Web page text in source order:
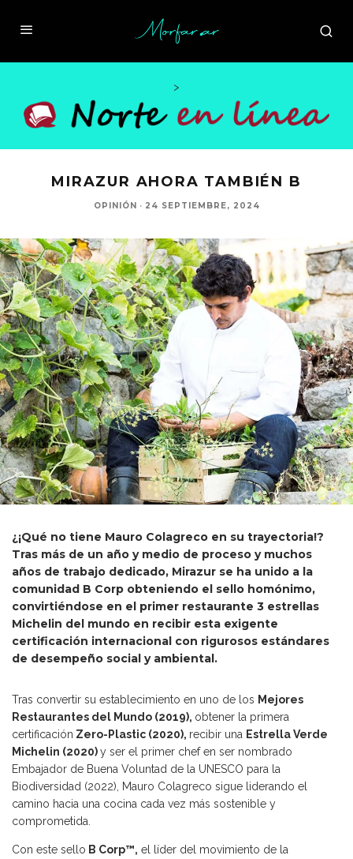
>
MIRAZUR AHORA TAMBIÉN B
OPINIÓN · 24 SEPTIEMBRE, 2024
¿¡Qué no tiene Mauro Colagreco en su trayectoria!?
Tras más de un año y medio de proceso y muchos
años de trabajo dedicado, Mirazur se ha unido a la
comunidad B Corp obteniendo el sello homónimo,
convirtiéndose en el primer restaurante 3 estrellas
Michelin del mundo en recibir esta exigente
certificación internacional con rigurosos estándares
de desempeño social y ambiental.
Tras convertir su establecimiento en uno de los Mejores
Restaurantes del Mundo (2019), obtener la primera
certificación Zero-Plastic (2020), recibir una Estrella Verde
Michelin (2020)y ser el primer chef en ser nombrado
Embajador de Buena Voluntad de la UNESCO para la
Biodiversidad (2022), Mauro Colagreco sigue liderando el
camino hacia una cocina cada vez más sostenible y
comprometida.
Con este sello B Corp™, el líder del movimiento de la